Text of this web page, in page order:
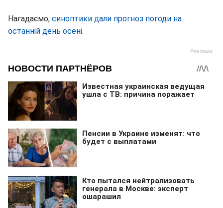
Нагадаємо, синоптики дали прогноз погоди на
останній день осені.